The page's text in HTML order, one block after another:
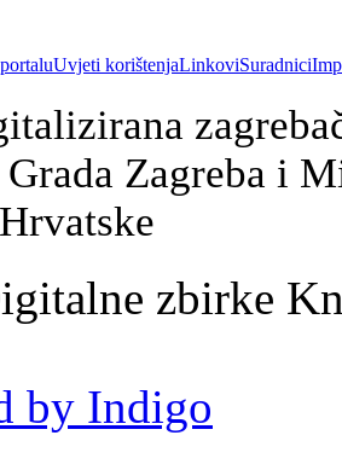
Uvjeti korištenjaLinkoviSuradnici
Grada Zagreba i
zbirke
by Indigo